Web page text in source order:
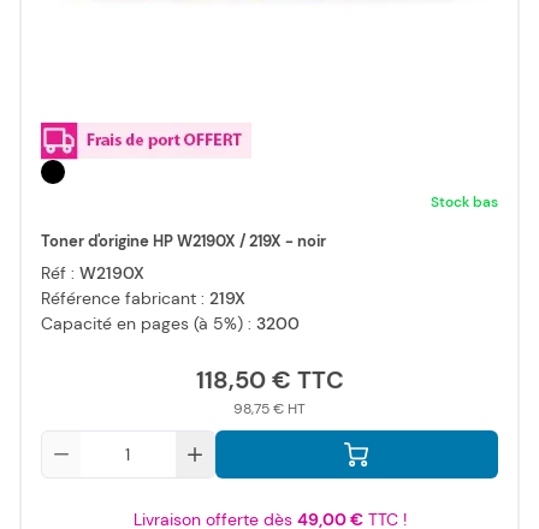
Stock bas
Toner d'origine HP W2190X / 219X - noir
Réf : W2190X
Référence fabricant : 219X
Capacité en pages (à 5%) : 3200
118,50 €
98,75 €
Livraison offerte dès 49,00 €TTC !